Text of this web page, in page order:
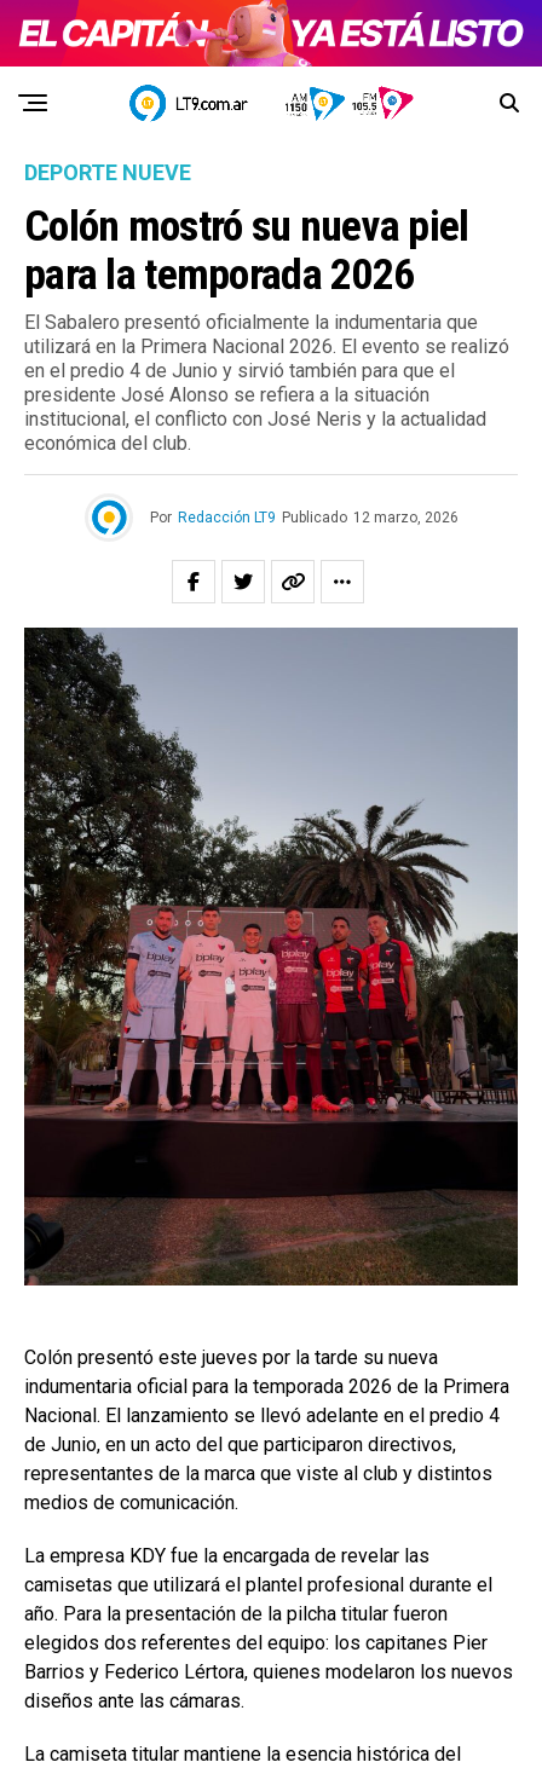
DEPORTE NUEVE
Colón mostró su nueva piel
para la temporada 2026
El Sabalero presentó oficialmente la indumentaria que
utilizará en la Primera Nacional 2026. El evento se realizó
en el predio 4 de Junio y sirvió también para que el
presidente José Alonso se refiera a la situación
institucional, el conflicto con José Neris y la actualidad
económica del club.
Por Redacción LT9 Publicado 12 marzo, 2026
Colón presentó este jueves por la tarde su nueva
indumentaria oficial para la temporada 2026 de la Primera
Nacional. El lanzamiento se llevó adelante en el predio 4
de Junio, en un acto del que participaron directivos,
representantes de la marca que viste al club y distintos
medios de comunicación.
La empresa KDY fue la encargada de revelar las
camisetas que utilizará el plantel profesional durante el
año. Para la presentación de la pilcha titular fueron
elegidos dos referentes del equipo: los capitanes Pier
Barrios y Federico Lértora, quienes modelaron los nuevos
diseños ante las cámaras.
La camiseta titular mantiene la esencia histórica del